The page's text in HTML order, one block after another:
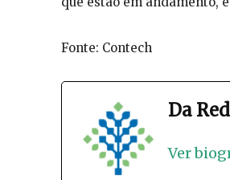
Fonte: Contech
Da
Ver